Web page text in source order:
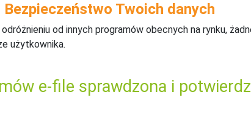
Bezpieczeństwo Twoich danych
od innych programów obecnych na rynku, ż
użytkownika.
e-file sprawdzona i